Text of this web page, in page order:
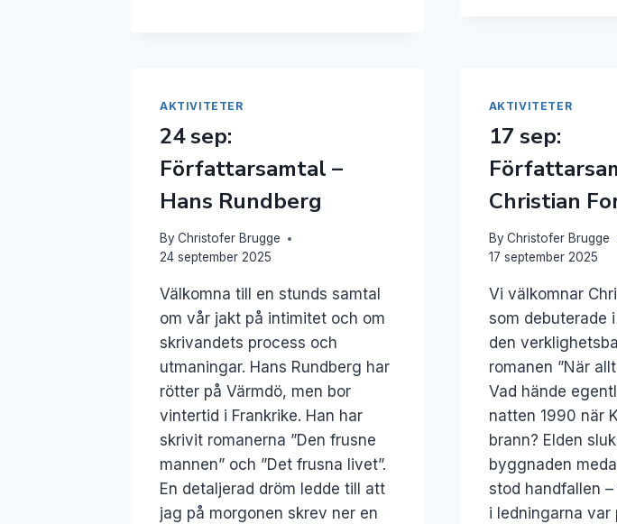
VERNISSAGE
AKTIVITETER
24 sep:
Författarsamtal –
Hans Rundberg
By Christofer Brugge
24 september 2025
Välkomna till en stunds samtal
om vår jakt på intimitet och om
skrivandets process och
utmaningar. Hans Rundberg har
rötter på Värmdö, men bor
vintertid i Frankrike. Han har
skrivit romanerna ”Den frusne
mannen” och ”Det frusna livet”.
En detaljerad dröm ledde till att
jag på morgonen skrev ner en
AKTIVITETER
17 sep:
Christian
By Christofer Brugge
17 september 2025
Vi välkomnar
som debuterade
den
romanen ”När
Vad hände
natten 1990 när
brann? Elden
byggnaden
stod handfallen
i ledningarna var